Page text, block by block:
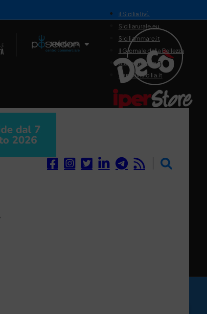
Il Network
il SiciliaTivù
Siciliarurale.eu
Siciliammare.it
Il Giornale della Bellezza
Siciliamedica.it
Sanitainsicilia.it